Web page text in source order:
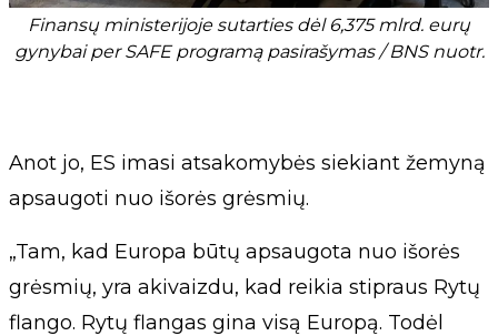
Finansų ministerijoje sutarties dėl 6,375 mlrd. eurų
gynybai per SAFE programą pasirašymas / BNS nuotr.
Anot jo, ES imasi atsakomybės siekiant žemyną
apsaugoti nuo išorės grėsmių.
„Tam, kad Europa būtų apsaugota nuo išorės
grėsmių, yra akivaizdu, kad reikia stipraus Rytų
flango. Rytų flangas gina visą Europą. Todėl